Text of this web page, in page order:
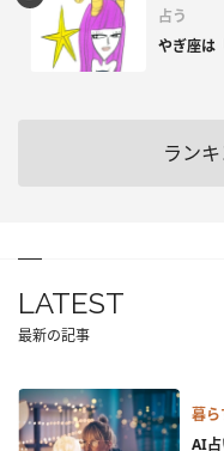
占う
やぎ座は
ラン
LATEST
最新の記事
暮ら
AI